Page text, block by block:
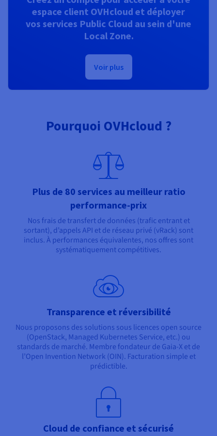
espace client OVHcloud et déployer
vos services Public Cloud au sein d'une
Local Zone.
Voir plus
Pourquoi OVHcloud ?
Plus de 80 services au meilleur ratio
performance-prix
Nos frais de transfert de données (trafic entrant et
sortant), d’appels API et de réseau privé (vRack) sont
inclus. À performances équivalentes, nos offres sont
systématiquement compétitives.
Transparence et réversibilité
Nous proposons des solutions sous licences open source
(OpenStack, Managed Kubernetes Service, etc.) ou
standards de marché. Membre fondateur de Gaia-X et de
l’Open Invention Network (OIN). Facturation simple et
prédictible.
Cloud de confiance et sécurisé